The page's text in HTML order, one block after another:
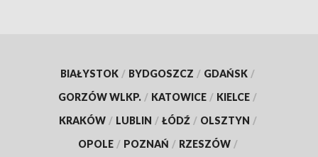
BIAŁYSTOK / BYDGOSZCZ / GDAŃSK /
GORZÓW WLKP. / KATOWICE / KIELCE /
KRAKÓW / LUBLIN / ŁÓDŹ / OLSZTYN /
OPOLE / POZNAŃ / RZESZÓW /